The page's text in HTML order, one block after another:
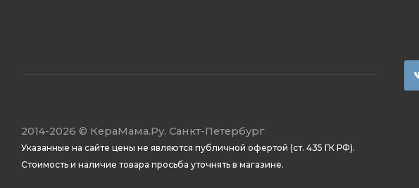
2014-2026 © КераМама.Ру. Санкт-Петербург
Указанные на сайте цены не являются публичной офертой (ст. 435 ГК РФ).
Стоимость и наличие товара просьба уточнять в магазине.